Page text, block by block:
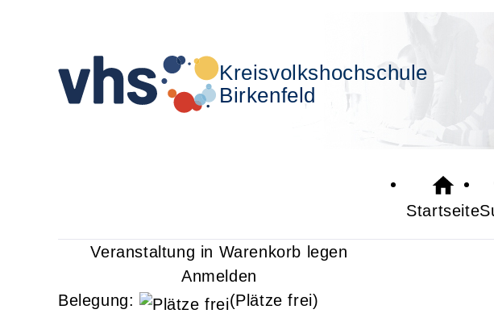
Kreisvolkshochschule
Birkenfeld
Startseite
Veranstaltung in Warenkorb legen
Anmelden
Belegung:
(Plätze frei)